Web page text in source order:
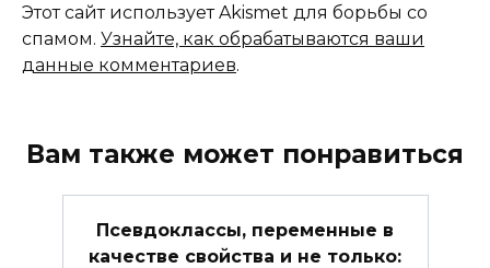
Этот сайт использует Akismet для борьбы со
спамом. Узнайте, как обрабатываются ваши
данные комментариев.
Вам также может понравиться
Псевдоклассы, переменные в
качестве свойства и не только: